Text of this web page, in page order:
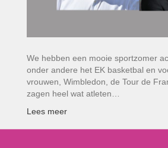
We hebben een mooie sportzomer
onder andere het EK basketbal en
vrouwen, Wimbledon, de Tour de
zagen heel wat atleten…
Lees meer